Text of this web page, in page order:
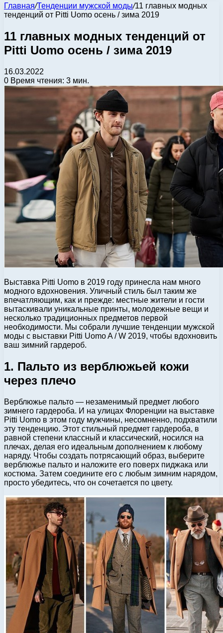
Главная/Тенденции мужской моды/11 главных модных
тенденций от Pitti Uomo осень / зима 2019
11 главных модных тенденций от
Pitti Uomo осень / зима 2019
16.03.2022
0 Время чтения: 3 мин.
Выставка Pitti Uomo в 2019 году принесла нам много
модного вдохновения. Уличный стиль был таким же
впечатляющим, как и прежде: местные жители и гости
вытаскивали уникальные принты, молодежные вещи и
несколько традиционных предметов первой
необходимости. Мы собрали лучшие тенденции мужской
моды с выставки Pitti Uomo A / W 2019, чтобы вдохновить
ваш зимний гардероб.
1. Пальто из верблюжьей кожи
через плечо
Верблюжье пальто — незаменимый предмет любого
зимнего гардероба. И на улицах Флоренции на выставке
Pitti Uomo в этом году мужчины, несомненно, подхватили
эту тенденцию. Этот стильный предмет гардероба, в
равной степени классный и классический, носился на
плечах, делая его идеальным дополнением к любому
наряду. Чтобы создать потрясающий образ, выберите
верблюжье пальто и наложите его поверх пиджака или
костюма. Затем соедините его с любым зимним нарядом,
просто убедитесь, что он сочетается по цвету.